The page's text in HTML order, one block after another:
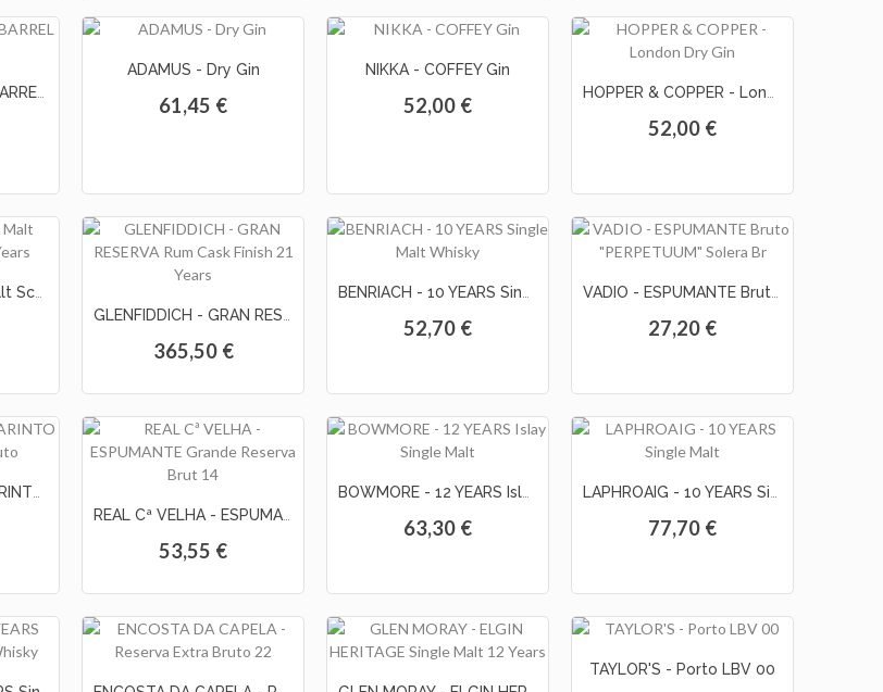
ADAMUS - Dry Gin
61,45 €
NIKKA - COFFEY Gin
52,00 €
52,00 €
365,50 €
52,70 € 27,20 €
53,55 €
63,30 € 77,70 €
TAYLOR'S - Porto LBV 00